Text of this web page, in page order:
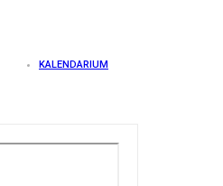
KALENDARIUM